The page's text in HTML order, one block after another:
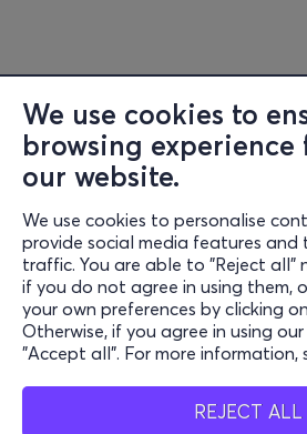
We use cookies to
browsing experience
our website.
We use cookies to personalise
provide social media features and
traffic. You are able to "Reject all"
if you do not agree in using them,
your own preferences by clicking
Otherwise, if you agree in using
"Accept all". For more information,
REJECT ALL
Информация
поддръжка
Останете свързани
Мобилно приложение